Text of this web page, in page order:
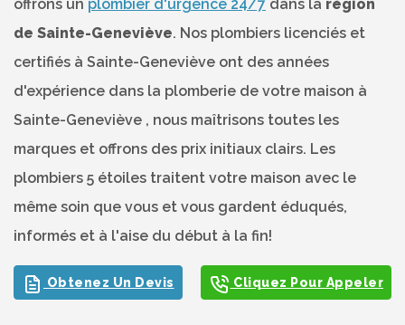
offrons un plombier d'urgence 24/7 dans la région
de Sainte-Geneviève. Nos plombiers licenciés et
certifiés à Sainte-Geneviève ont des années
d'expérience dans la plomberie de votre maison à
Sainte-Geneviève , nous maîtrisons toutes les
marques et offrons des prix initiaux clairs. Les
plombiers 5 étoiles traitent votre maison avec le
même soin que vous et vous gardent éduqués,
informés et à l'aise du début à la fin!
Obtenez Un Devis Cliquez Pour Appeler